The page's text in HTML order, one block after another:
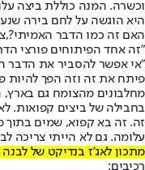
וכשרה. המנה כוללת ביצה
היא הוגשה על לחם בירה
האם זה כמו הדבר
"זה אחד הפיתוחים פורצי
"אי אפשר להסביר את הדבר
פיתח את זה וזה הפך להיות
מחלבונים מהצומח גם בארץ,
בחבילה של ביצים קפואות.
זה. זה בא קפוא, שמים בתוך
עלומה. גם לא הייתי צריכה
מתכון לאג'ז בנדיקט של
רכיבים: